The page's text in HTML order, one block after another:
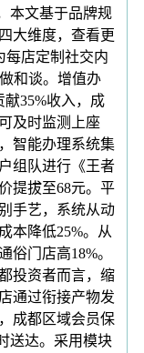
本文基于品牌规
大维度，查看更
每店定制社交内
和谈。增值办
35%收入，成
及时监测上座
智能办理系统集
组队进行《王者
提拔至68元。平
手艺，系统从动
本降低25%。从
俗门店高18%。
投资者而言，缩
通过衔接产物发
成都区域会员保
送达。采用模块